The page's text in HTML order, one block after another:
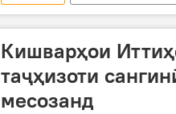
Кишварҳои
таҷҳизоти
месозанд